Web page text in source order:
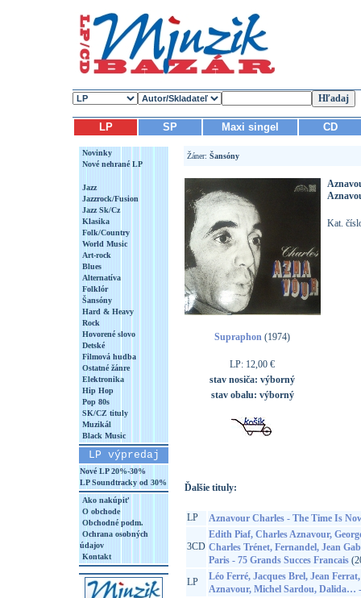
LP SP Maxi singel CD
Novinky
Nové nehrané LP
Jazz
Jazzrock/Fusion
Jazz Sk/Cz
Klasika
Folk/Country
World Music
Art-rock
Blues
Alternatíva
Folklór
Šansóny
Hard & Heavy
Rock
Hovorené slovo
Detské
Filmová hudba
Ostatné žánre
Elektronika
Hip Hop
Pop 80s
SK/CZ tituly
Muzikál
Black Music
LP výpredaj
Nové LP 20%-30%
LP Soundtracky od 30%
Ako nakúpiť
O obchode
Obchodné podm.
Ochrana osobných
údajov
Kontakt
Žáner: Šansóny
Supraphon (1974)
LP: 12,00 €
stav nosiča: výborný
stav obalu: výborný
Kat.
Ďalšie tituly:
LP Aznavour Charles - The Time Is
3CD
Edith Piaf, Charles Aznavour,
Charles Trénet, Fernandel, Jean
Paris - 75 Grands Succes Francais
LP
Léo Ferré, Jacques Brel, Jean
Aznavour, Michel Sardou, Dalida…